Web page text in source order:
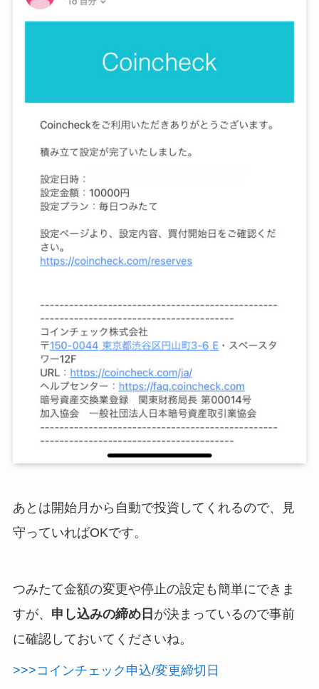
あとは開始月から自動で投資してくれるので、見
守っていればOKです。
つみたて金額の変更や停止の設定も簡単にできま
すが、 申し込みの締め日 が決まっているので事前
に確認しておいてくださいね。
>>>コインチェック申込/変更締切日